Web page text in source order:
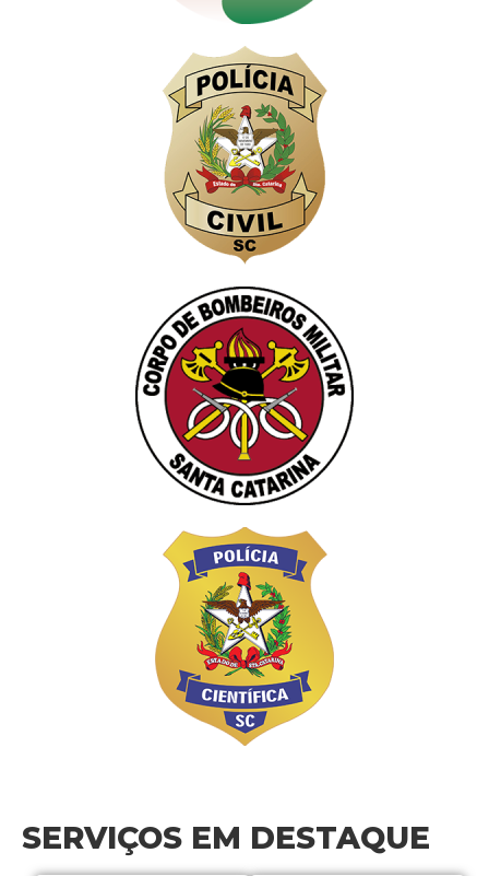
SERVIÇOS EM DESTAQUE